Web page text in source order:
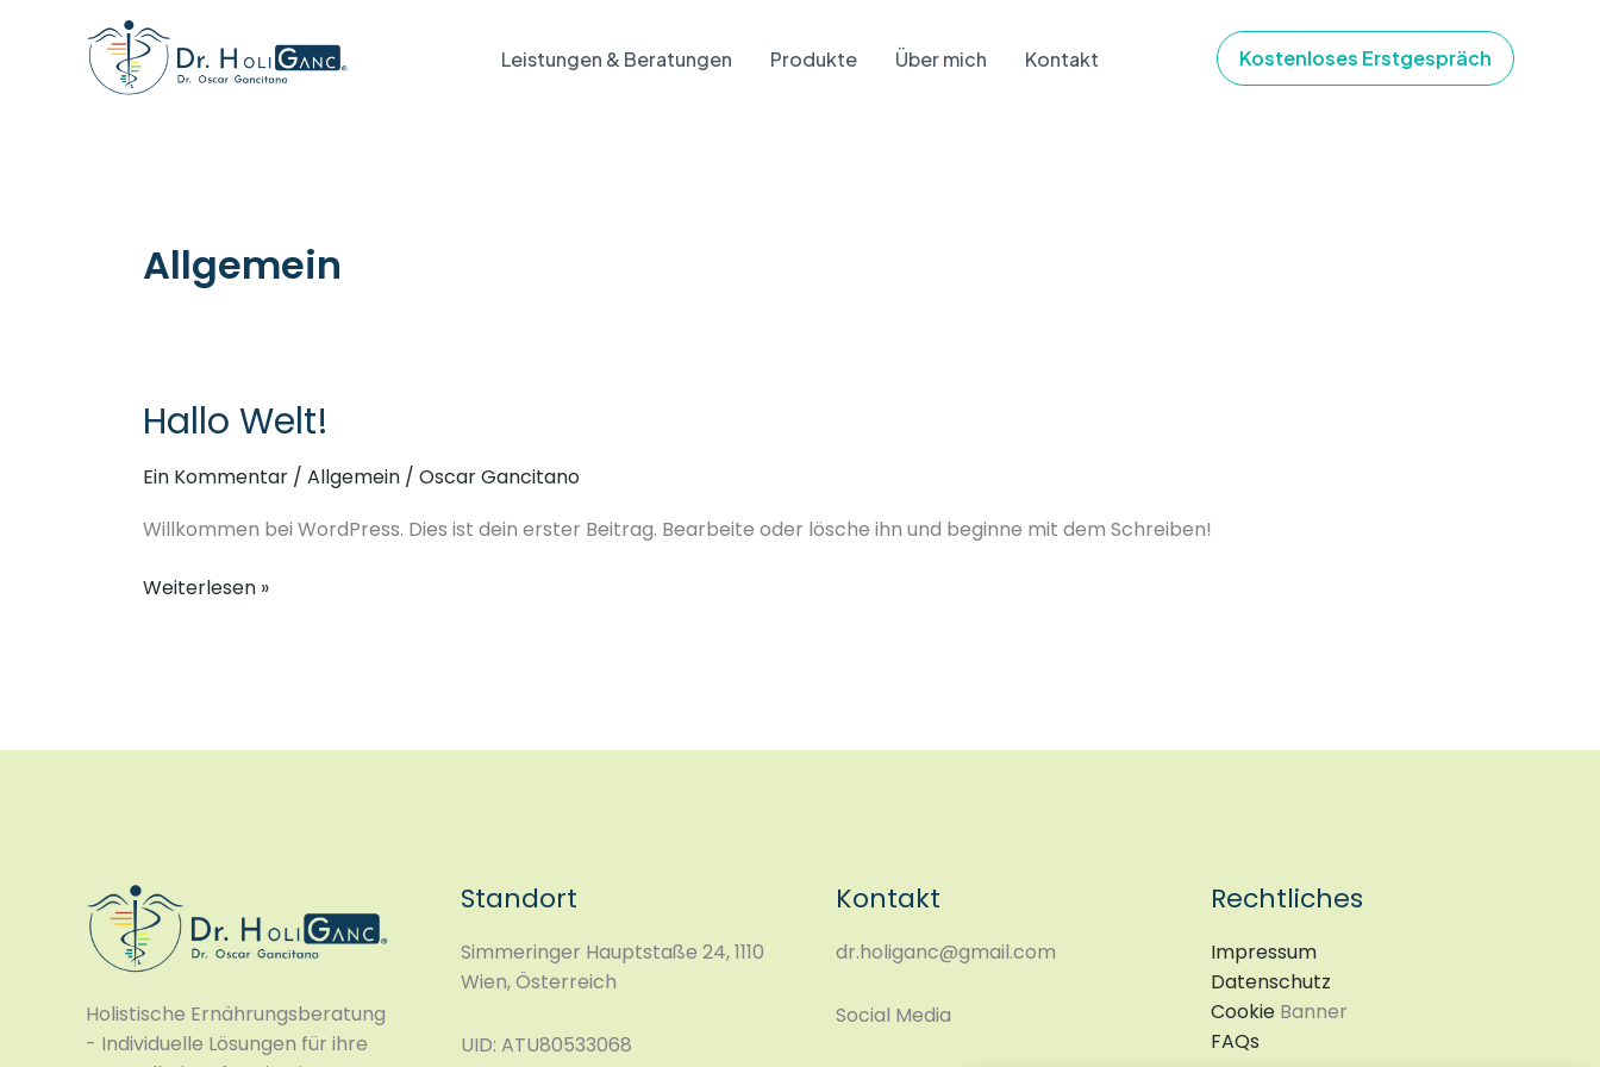
Leistungen & Beratungen Produkte Über mich Kontakt Kostenloses Erstgespräch
Allgemein
Hallo Welt!
Ein Kommentar / Allgemein / Oscar Gancitano
Willkommen bei WordPress. Dies ist dein erster Beitrag. Bearbeite oder lösche ihn und beginne mit dem Schreiben!
Hallo
Welt!
Weiterlesen »
Holistische Ernährungsberatung
- Individuelle Lösungen für ihre
Standort
Simmeringer Hauptstaße 24, 1110
Wien, Österreich
UID: ATU80533068
Kontakt
dr.holiganc@gmail.com
Social Media
Rechtliches
Impressum
Datenschutz
Cookie Banner
FAQs